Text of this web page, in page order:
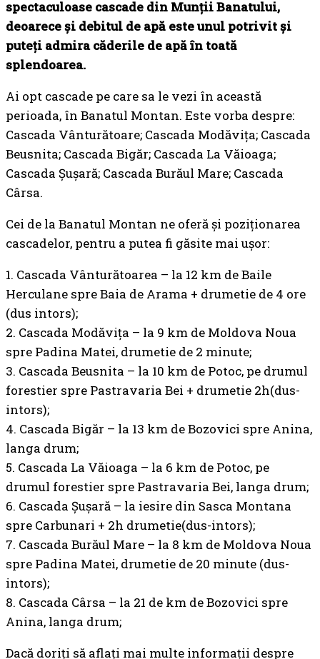
spectaculoase cascade din Munții Banatului,
deoarece și debitul de apă este unul potrivit și
puteți admira căderile de apă în toată
splendoarea.
Ai opt cascade pe care sa le vezi în această
perioada, în Banatul Montan. Este vorba despre:
Cascada Vânturătoare; Cascada Modăvița; Cascada
Beusnita; Cascada Bigăr; Cascada La Văioaga;
Cascada Șușară; Cascada Burăul Mare; Cascada
Cârsa.
Cei de la Banatul Montan ne oferă și poziționarea
cascadelor, pentru a putea fi găsite mai ușor:
1. Cascada Vânturătoarea – la 12 km de Baile
Herculane spre Baia de Arama + drumetie de 4 ore
(dus intors);
2. Cascada Modăvița – la 9 km de Moldova Noua
spre Padina Matei, drumetie de 2 minute;
3. Cascada Beusnita – la 10 km de Potoc, pe drumul
forestier spre Pastravaria Bei + drumetie 2h(dus-
intors);
4. Cascada Bigăr – la 13 km de Bozovici spre Anina,
langa drum;
5. Cascada La Văioaga – la 6 km de Potoc, pe
drumul forestier spre Pastravaria Bei, langa drum;
6. Cascada Șușară – la iesire din Sasca Montana
spre Carbunari + 2h drumetie(dus-intors);
7. Cascada Burăul Mare – la 8 km de Moldova Noua
spre Padina Matei, drumetie de 20 minute (dus-
intors);
8. Cascada Cârsa – la 21 de km de Bozovici spre
Anina, langa drum;
Dacă doriți să aflați mai multe informații despre